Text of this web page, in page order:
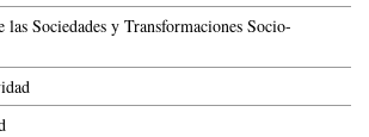
las Sociedades y Transformaciones Socio-